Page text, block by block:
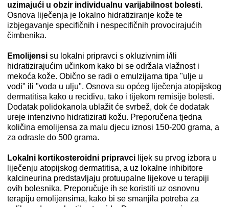
uzimajući u obzir individualnu varijabilnost bolesti.
Osnova liječenja je lokalno hidratiziranje kože te
izbjegavanje specifičnih i nespecifičnih provocirajućih
čimbenika.
Emolijensi su lokalni pripravci s okluzivnim i/ili
hidratizirajućim učinkom kako bi se održala vlažnost i
mekoća kože. Obično se radi o emulzijama tipa "ulje u
vodi" ili "voda u ulju". Osnova su općeg liječenja atopijskog
dermatitisa kako u recidivu, tako i tijekom remisije bolesti.
Dodatak polidokanola ublažit će svrbež, dok će dodatak
ureje intenzivno hidratizirati kožu. Preporučena tjedna
količina emolijensa za malu djecu iznosi 150-200 grama, a
za odrasle do 500 grama.
Lokalni kortikosteroidni pripravci lijek su prvog izbora u
liječenju atopijskog dermatitisa, a uz lokalne inhibitore
kalcineurina predstavljaju protuupalne lijekove u terapiji
ovih bolesnika. Preporučuje ih se koristiti uz osnovnu
terapiju emolijensima, kako bi se smanjila potreba za